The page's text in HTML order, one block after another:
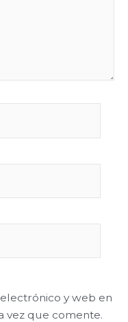
y web en
vez que comente.